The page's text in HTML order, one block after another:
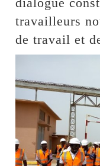
travailleurs
de travail et